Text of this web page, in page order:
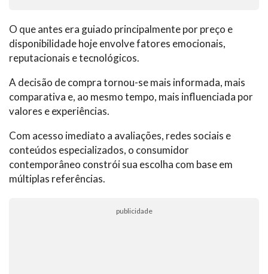
O que antes era guiado principalmente por preço e
disponibilidade hoje envolve fatores emocionais,
reputacionais e tecnológicos.
A decisão de compra tornou-se mais informada, mais
comparativa e, ao mesmo tempo, mais influenciada por
valores e experiências.
Com acesso imediato a avaliações, redes sociais e
conteúdos especializados, o consumidor
contemporâneo constrói sua escolha com base em
múltiplas referências.
publicidade